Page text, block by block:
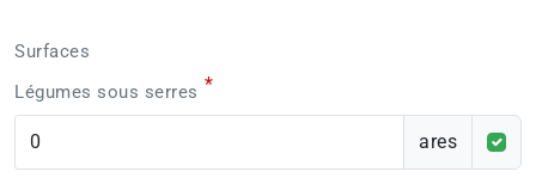
Surfaces
Légumes sous serres *
ares